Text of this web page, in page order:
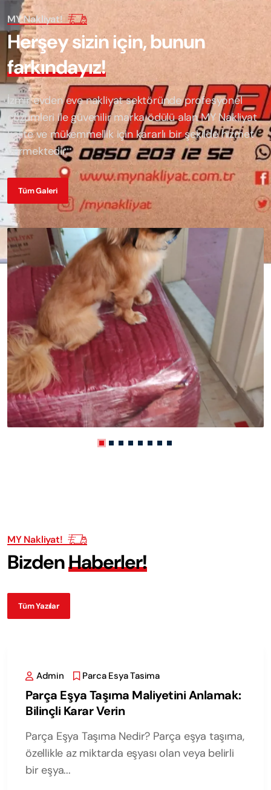
MY Nakliyat!
Herşeysiziniçin,bunun
farkındayız!
İzmir evden eve nakliyat sektöründe profesyonel
çözümleri ile güvenilir marka ödülü alanMY Nakliyat
kalite ve mükemmellik için kararlı bir şekilde hizmet
vermektedir.
Tüm Galeri
MY Nakliyat!
BizdenHaberler!
Tüm Yazılar
Admin Parca Esya Tasima
Parça Eşya Taşıma Maliyetini Anlamak:
Bilinçli Karar Verin
Parça Eşya Taşıma Nedir? Parça eşya taşıma,
özellikle az miktarda eşyası olan veya belirli
bir eşya...